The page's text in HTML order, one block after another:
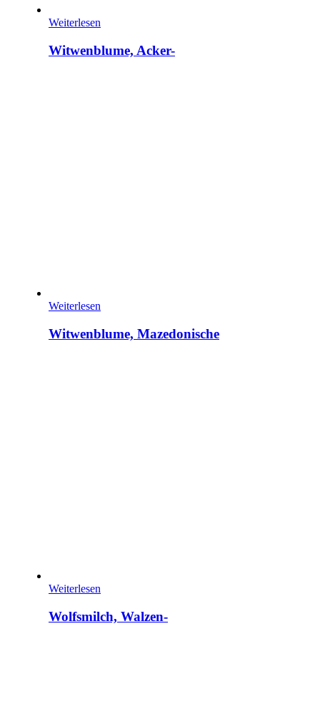
Weiterlesen
Witwenblume, Acker-
Weiterlesen
Witwenblume, Mazedonische
Weiterlesen
Wolfsmilch, Walzen-